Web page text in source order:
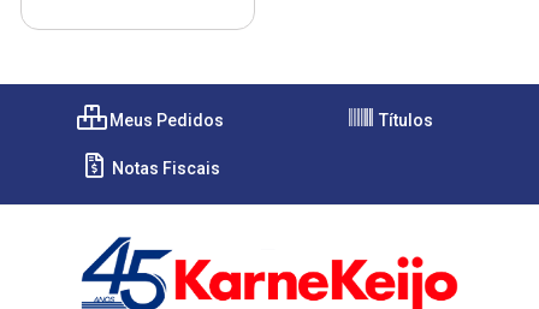
Meus Pedidos Títulos
Notas Fiscais